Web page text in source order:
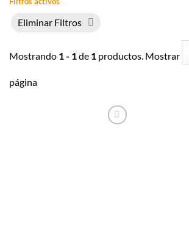
Eliminar Filtros
Mostrando 1 - 1de 1 productos. Mostrar
página